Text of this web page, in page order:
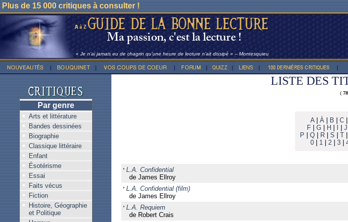
Plus de 15 000 critiques à consulter !
« Je n’ai jamais eu de chagrin qu’une heure de lecture n’ait dissipé » -- Montesquieu
Par genre
Arts et littérature
Bandes dessinées
Biographie
Classique littéraire
Enfant
Ésotérisme
Essai
Faits vécus
Fiction
Histoire, Géographie
et Politique
LISTE DES
(
A| À B C
F| G| H J
P
Q| R| S T|
0| 1| 2| 3|
L.A. Confidential
de James Ellroy
L.A. Confidential (film)
de James Ellroy
L.A. Requiem
de Robert Crais